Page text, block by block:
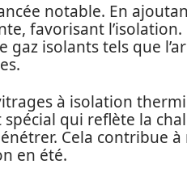
notable. En
favorisant l’isolation.
isolants tels que
à isolation
qui reflète la
Cela contribue
en été.